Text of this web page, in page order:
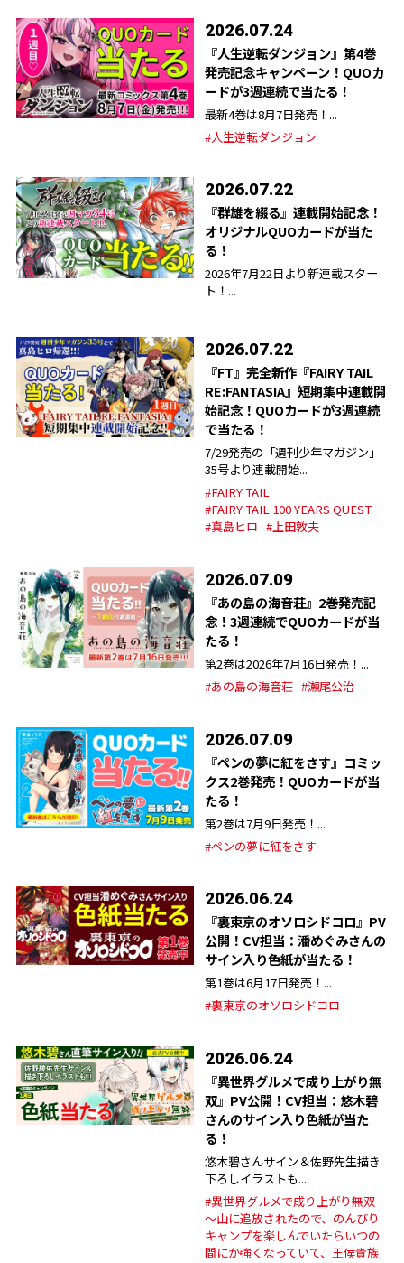
2026.07.24
『人生逆転ダンジョン』第4巻
発売記念キャンペーン！QUOカ
ードが3週連続で当たる！
最新4巻は8月7日発売！...
#人生逆転ダンジョン
2026.07.22
『群雄を綴る』連載開始記念！
オリジナルQUOカードが当た
る！
2026年7月22日より新連載スター
ト！...
2026.07.22
『FT』完全新作『FAIRY TAIL
RE:FANTASIA』短期集中連載開
始記念！QUOカードが3週連続
で当たる！
7/29発売の「週刊少年マガジン」
35号より連載開始...
#FAIRY TAIL
#FAIRY TAIL 100 YEARS QUEST
#真島ヒロ #上田敦夫
2026.07.09
『あの島の海音荘』2巻発売記
念！3週連続でQUOカードが当
たる！
第2巻は2026年7月16日発売！...
#あの島の海音荘 #瀬尾公治
2026.07.09
『ペンの夢に紅をさす』コミッ
クス2巻発売！QUOカードが当
たる！
第2巻は7月9日発売！...
#ペンの夢に紅をさす
2026.06.24
『裏東京のオソロシドコロ』PV
公開！CV担当：潘めぐみさんの
サイン入り色紙が当たる！
第1巻は6月17日発売！...
#裏東京のオソロシドコロ
2026.06.24
『異世界グルメで成り上がり無
双』PV公開！CV担当：悠木碧
さんのサイン入り色紙が当た
る！
悠木碧さんサイン＆佐野先生描き
下ろしイラストも...
#異世界グルメで成り上がり無双
～山に追放されたので、のんびり
キャンプを楽しんでいたらいつの
間にか強くなっていて、王侯貴族